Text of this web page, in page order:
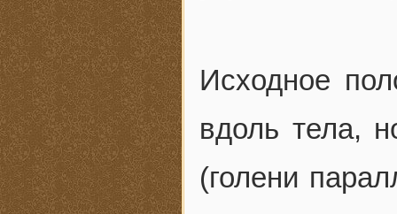
Исходное
вдоль тела,
(голени